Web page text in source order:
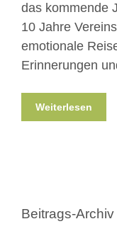
das kommende
10 Jahre
emotionale
Erinnerungen
Weiterlesen
Beitrags-Archiv